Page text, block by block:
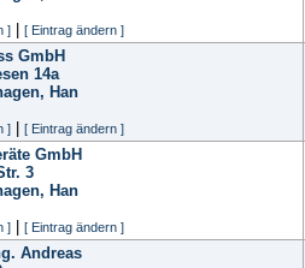
] [ Eintrag ändern ]
GmbH
14a
Han
] [ Eintrag ändern ]
GmbH
3
Han
] [ Eintrag ändern ]
Andreas